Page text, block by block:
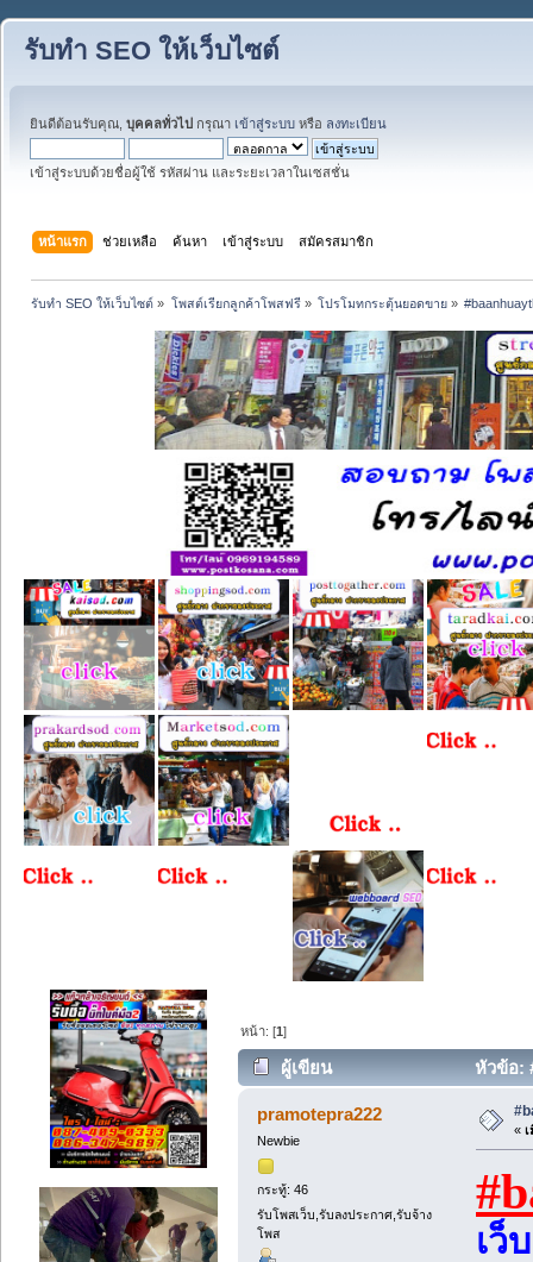
รับทำ SEO ให้เว็บไซต์
ยินดีต้อนรับคุณ, บุคคลทั่วไป กรุณา เข้าสู่ระบบ หรือ ลงทะเบียน
เข้าสู่ระบบด้วยชื่อผู้ใช้ รหัสผ่าน และระยะเวลาในเซสชั่น
หน้าแรก ช่วยเหลือ ค้นหา เข้าสู่ระบบ สมัครสมาชิก
รับทำ SEO ให้เว็บไซต์ » โพสต์เรียกลูกค้าโพสฟรี» โปรโมทกระตุ้นยอดขาย»
หน้า: [1]
ผู้เขียน หัวข้อ:
pramotepra222
Newbie
กระทู้: 46
รับโพสเว็บ,รับลงประกาศ,รับจ้าง
โพส
«
เว็